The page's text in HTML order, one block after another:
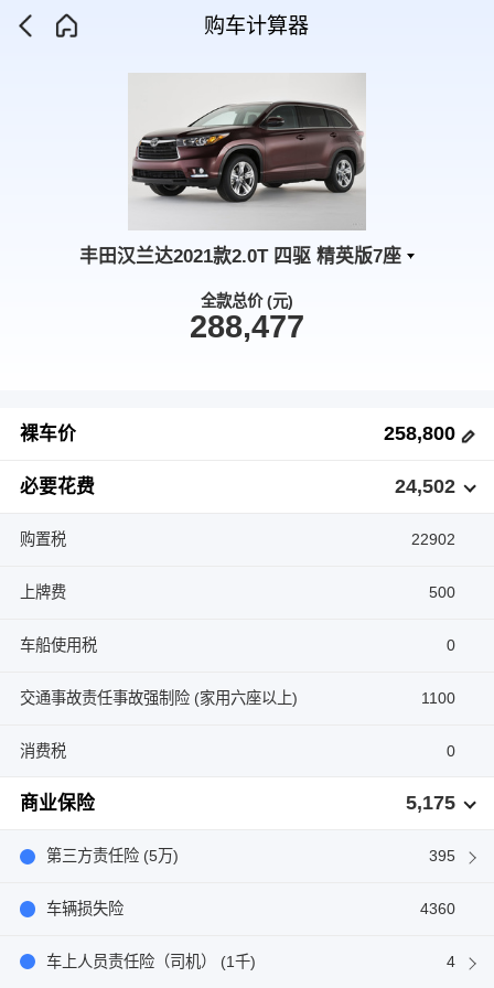
购车计算器
丰田汉兰达2021款2.0T 四驱 精英版7座
全款总价 (元)
288,477
裸车价 258,800
必要花费 24,502
购置税 22902
上牌费 500
车船使用税 0
交通事故责任事故强制险 (家用六座以上) 1100
消费税 0
商业保险 5,175
第三方责任险 (5万) 395
车辆损失险 4360
车上人员责任险（司机） (1千) 4